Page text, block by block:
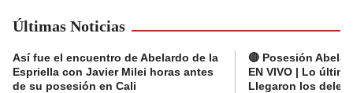
Últimas Noticias
Así fue el encuentro de Abelardo de la
Espriella con Javier Milei horas antes
de su posesión en Cali
🔴 Posesión
EN VIVO | Lo
Llegaron los